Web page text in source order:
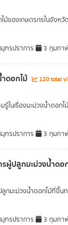
ม้ของเกษตรกรในจังหวั
ทรปราการ 3 กุมภา
ดอกไม้ 120 total
ในเรื่องมะม่วงน้ำดอกไม้
ทรปราการ 3 กุมภา
ผู้ปลูกมะม่วงน้ำด
กมะม่วงน้ำดอกไม้ที่ขึ้น
ทรปราการ 3 กุมภา